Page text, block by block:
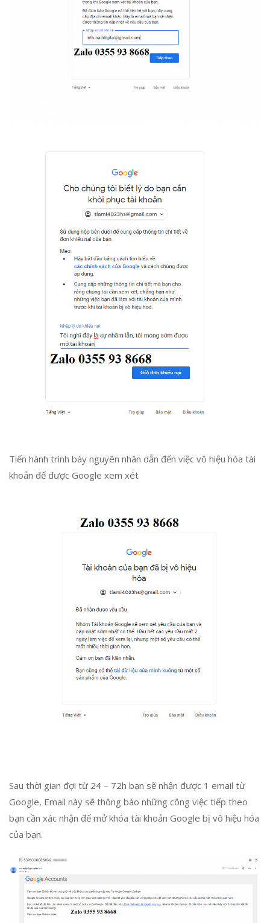
Tiến hành trình bày nguyên nhân dẫn đến việc vô hiệu hóa tài
khoản để được Google xem xét
Sau thời gian đợi từ 24 – 72h bạn sẽ nhận được 1 email từ
Google, Email này sẽ thông báo những công việc tiếp theo
bạn cần xác nhận để mở khóa tài khoản Google bị vô hiệu hóa
của bạn.